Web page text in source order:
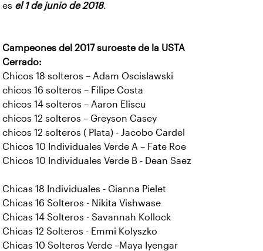
es el 1 de junio de 2018.
Campeones del 2017 suroeste de la USTA
Cerrado:
Chicos 18 solteros – Adam Oscislawski
chicos 16 solteros – Filipe Costa
chicos 14 solteros – Aaron Eliscu
chicos 12 solteros – Greyson Casey
chicos 12 solteros ( Plata) - Jacobo Cardel
Chicos 10 Individuales Verde A – Fate Roe
Chicos 10 Individuales Verde B - Dean Saez
Chicas 18 Individuales - Gianna Pielet
Chicas 16 Solteros - Nikita Vishwase
Chicas 14 Solteros - Savannah Kollock
Chicas 12 Solteros - Emmi Kolyszko
Chicas 10 Solteros Verde –Maya Iyengar